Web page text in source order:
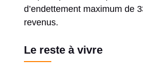
d’endettement maximum de
revenus.
Le reste à vivre